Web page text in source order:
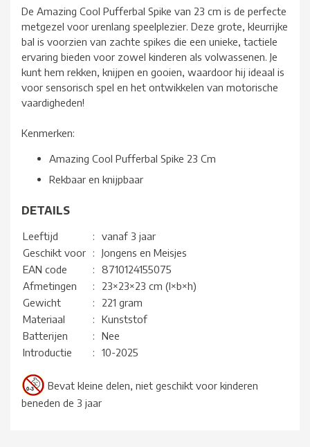
De Amazing Cool Pufferbal Spike van 23 cm is de perfecte
metgezel voor urenlang speelplezier. Deze grote, kleurrijke
bal is voorzien van zachte spikes die een unieke, tactiele
ervaring bieden voor zowel kinderen als volwassenen. Je
kunt hem rekken, knijpen en gooien, waardoor hij ideaal is
voor sensorisch spel en het ontwikkelen van motorische
vaardigheden!
Kenmerken:
Amazing Cool Pufferbal Spike 23 Cm
Rekbaar en knijpbaar
DETAILS
Leeftijd :
vanaf 3 jaar
Geschikt voor
:
Jongens en Meisjes
EAN code
:
8710124155075
Afmetingen
:
23×23×23 cm (l×b×h)
Gewicht
:
221 gram
Materiaal
:
Kunststof
Batterijen
:
Nee
Introductie
: 10-2025
Bevat kleine delen, niet geschikt voor kinderen
beneden de 3 jaar